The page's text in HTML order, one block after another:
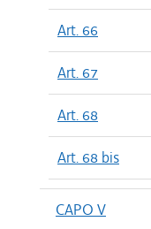
Art. 66
Art. 67
Art. 68
Art. 68 bis
CAPO V